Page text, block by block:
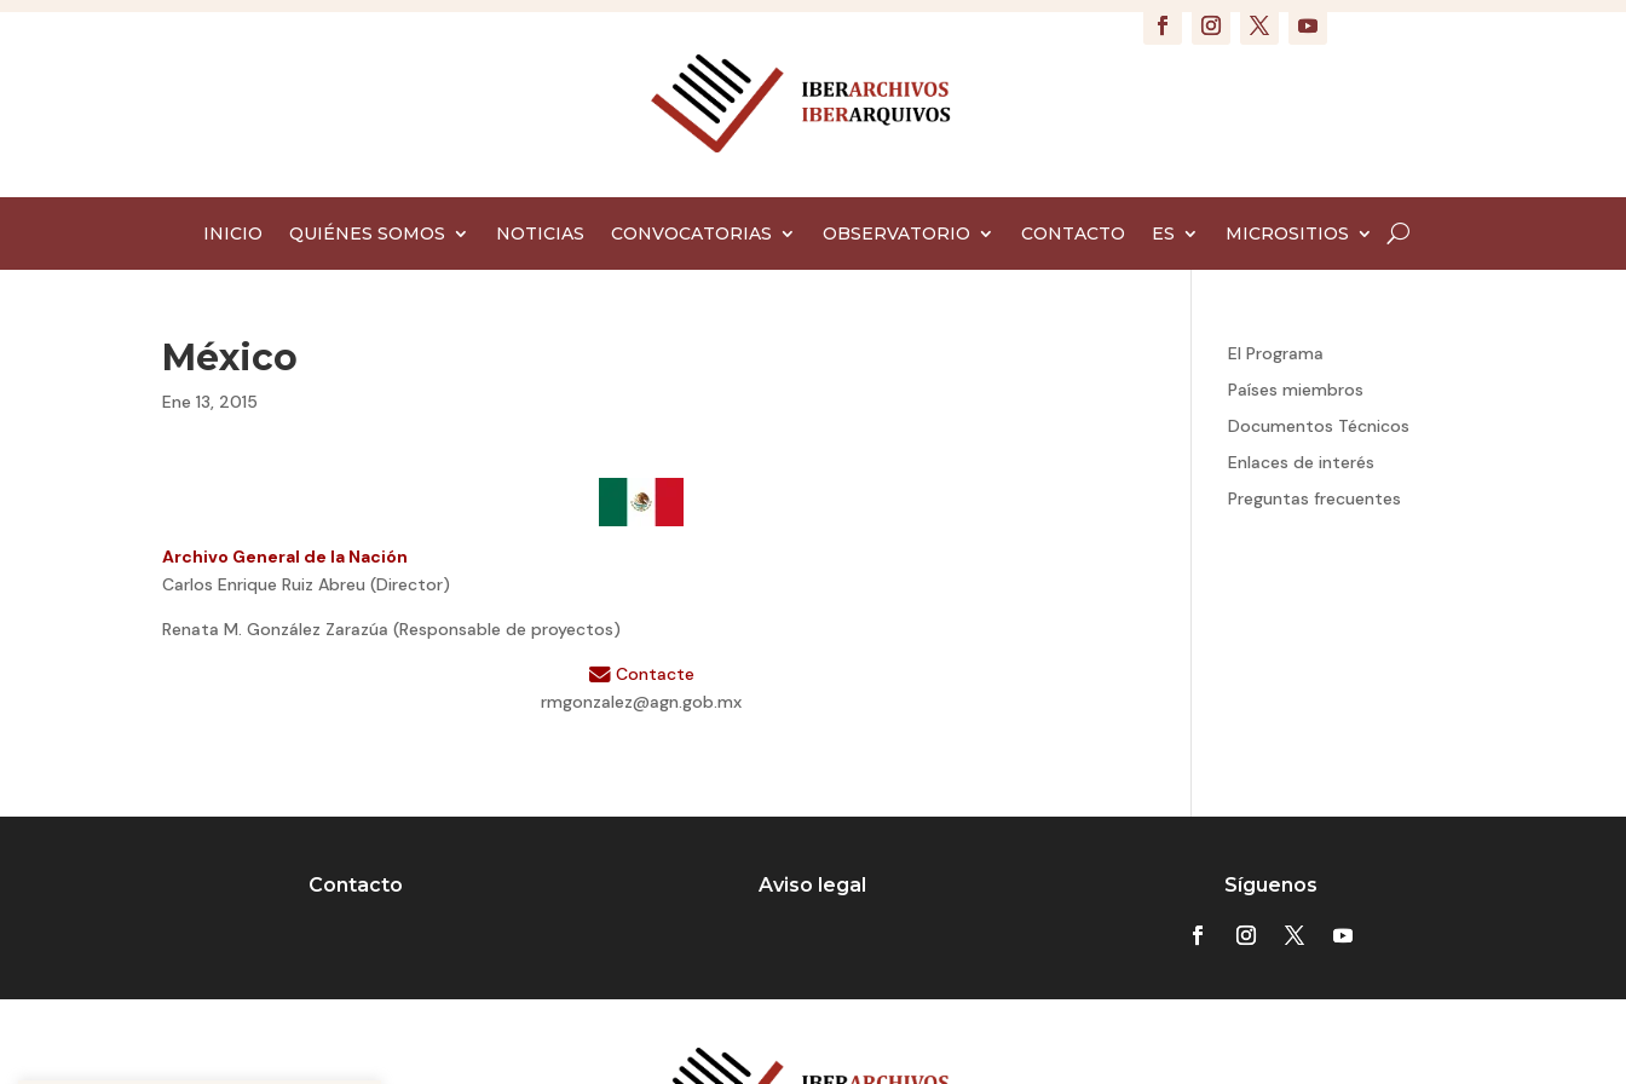
INICIO QUIÉNES SOMOS NOTICIAS CONVOCATORIAS OBSERVATORIO CONTACTO ES MICROSITIOS
México
Ene 13, 2015
Archivo General de la Nación
Carlos Enrique Ruiz Abreu (Director)
Renata M. González Zarazúa (Responsable de proyectos)
Contacte
rmgonzalez@agn.gob.mx
El Programa
Países miembros
Documentos Técnicos
Enlaces de interés
Preguntas frecuentes
Contacto Aviso legal Síguenos